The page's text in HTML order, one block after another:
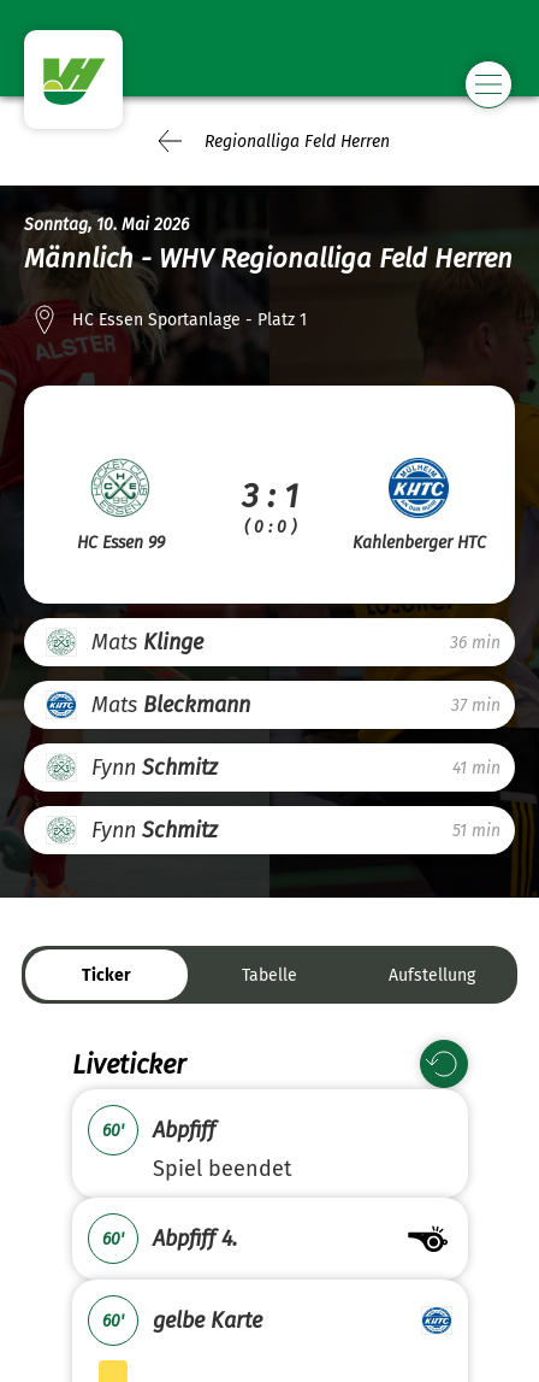
Regionalliga Feld Herren
Sonntag, 10. Mai 2026
Männlich - WHV Regionalliga Feld Herren
HC Essen Sportanlage - Platz 1
HC Essen 99
3 : 1
( 0 : 0 )
Kahlenberger HTC
Mats Klinge 36 min
Mats Bleckmann 37 min
Fynn Schmitz 41 min
Fynn Schmitz 51 min
Ticker Tabelle Aufstellung
Liveticker
60'
Abpfiff
Spiel beendet
60' Abpfiff 4.
60' gelbe Karte